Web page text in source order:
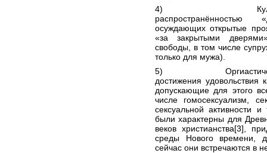
4) Культуры
осуждающих открытые
«за закрытыми
свободы, в том числе
только для мужа).
5) Оргиастические
достижения удовольствия
допускающие для этого
числе гомосексуализм
сексуальной активности
были характерны для
веков христианства[3] ,
среды Нового времени,
сейчас они встречаются в